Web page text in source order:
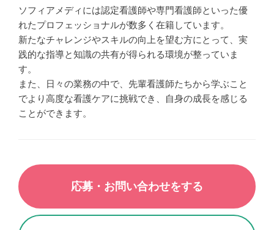
ソフィアメディには認定看護師や専門看護師といった優
れたプロフェッショナルが数多く在籍しています。
新たなチャレンジやスキルの向上を望む方にとって、実
践的な指導と知識の共有が得られる環境が整っていま
す。
また、日々の業務の中で、先輩看護師たちから学ぶこと
でより高度な看護ケアに挑戦でき、自身の成長を感じる
ことができます。
応募・お問い合わせをする